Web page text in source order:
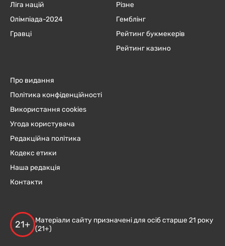
Ліга націй
Олімпіада-2024
Гравці
Різне
Гемблінг
Рейтинг букмекерів
Рейтинг казино
Про видання
Політика конфіденційності
Використання cookies
Угода користувача
Редакційна політика
Кодекс етики
Наша редакція
Контакти
21+
Матеріали сайту призначені для осіб старше 21 року
(21+)